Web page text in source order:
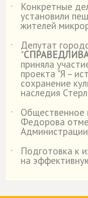
˙
Конкретные
установили
жителей
˙
Депутат
"
приняла
проекта "Я –
сохранение
наследия
˙
Общественное
Федорова
Администрации
˙
Подготовка к
на